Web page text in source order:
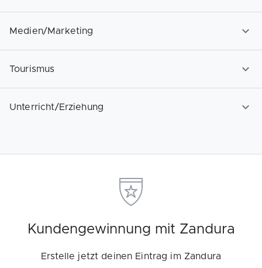
Medien/Marketing
Tourismus
Unterricht/Erziehung
Kundengewinnung mit Zandura
Erstelle jetzt deinen Eintrag im Zandura